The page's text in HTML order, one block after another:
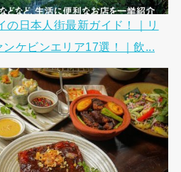
の日本人街最新ガイド！｜リ
ケビンエリア17選！｜飲...